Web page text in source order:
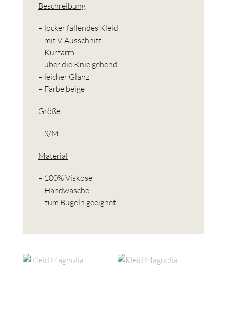
Beschreibung
– locker fallendes Kleid
– mit V-Ausschnitt
– Kurzarm
– über die Knie gehend
– leicher Glanz
– Farbe beige
Größe
– S/M
Material
– 100% Viskose
– Handwäsche
– zum Bügeln geeignet